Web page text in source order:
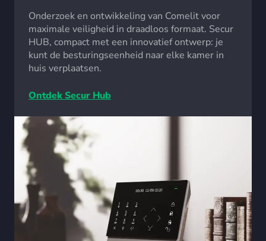
Onderzoek en ontwikkeling van Comelit voor
maximale veiligheid in draadloos formaat. Secur
HUB, compact met een innovatief ontwerp: je
kunt de besturingseenheid naar elke kamer in
huis verplaatsen.
Ontdek Secur Hub